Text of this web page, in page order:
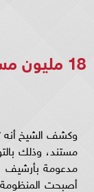
18 مليون مستند
مستند، وذلك
مدعومة بأرشيف
أصبحت المنظومة